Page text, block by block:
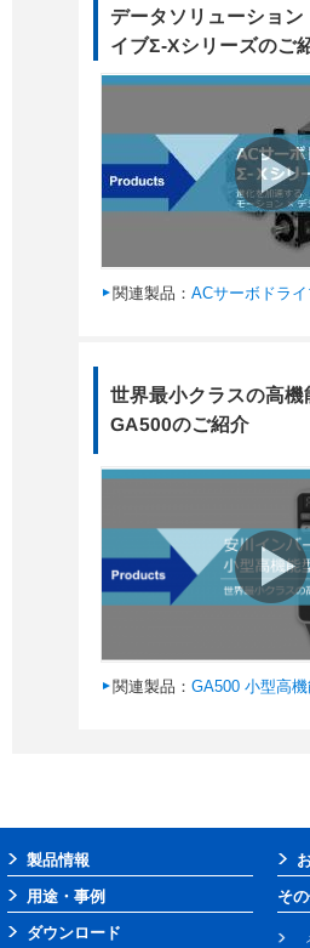
データソリューショ
イブΣ-Xシリーズのご
関連製品： ACサーボドラ
世界最小クラスの高機
GA500のご紹介
関連製品： GA500 小型高
製品情報
用途・事例
ダウンロード
そ